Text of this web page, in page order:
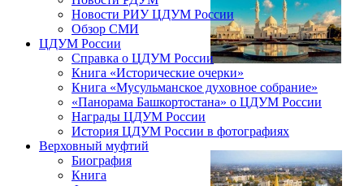
Новости РИУ ЦДУМ России
Обзор СМИ
ЦДУМ России
Справка о ЦДУМ России
Книга «Исторические очерки»
Книга «Мусульманское духовное собрание»
«Панорама Башкортостана» о ЦДУМ России
Награды ЦДУМ России
История ЦДУМ России в фотографиях
Верховный муфтий
Биография
Книга